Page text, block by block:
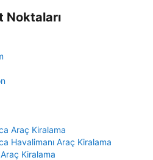
Noktaları
Araç Kiralama
Havalimanı Araç Kiralama
Kiralama